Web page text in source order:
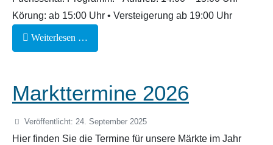
Körung: ab 15:00 Uhr • Versteigerung ab 19:00 Uhr
Weiterlesen …
Markttermine 2026
Veröffentlicht: 24. September 2025
Hier finden Sie die Termine für unsere Märkte im Jahr